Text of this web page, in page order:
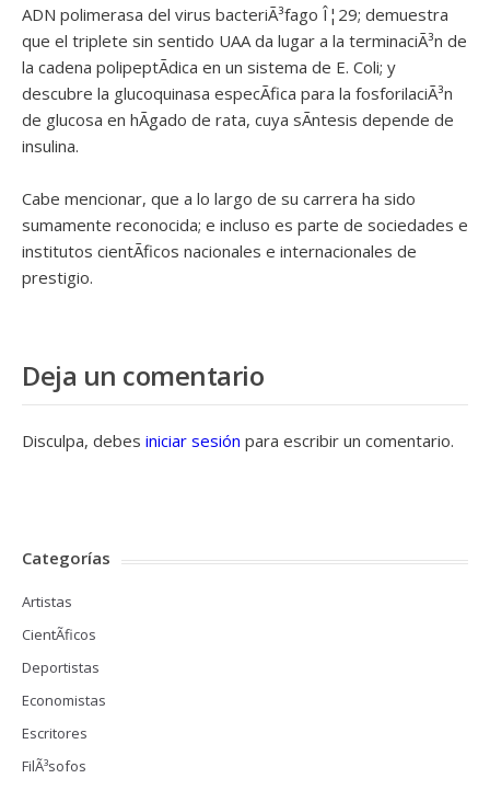
ADN polimerasa del virus bacteriÃ³fago Î¦29; demuestra
que el triplete sin sentido UAA da lugar a la terminaciÃ³n de
la cadena polipeptÃ­dica en un sistema de E. Coli; y
descubre la glucoquinasa especÃ­fica para la fosforilaciÃ³n
de glucosa en hÃ­gado de rata, cuya sÃ­ntesis depende de
insulina.
Cabe mencionar, que a lo largo de su carrera ha sido
sumamente reconocida; e incluso es parte de sociedades e
institutos cientÃ­ficos nacionales e internacionales de
prestigio.
Deja un comentario
Disculpa, debes iniciar sesión para escribir un comentario.
Categorías
Artistas
CientÃ­ficos
Deportistas
Economistas
Escritores
FilÃ³sofos